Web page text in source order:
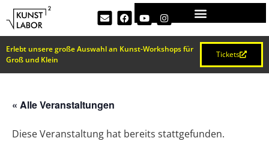
Erlebt unsere große Auswahl an Kunst-Workshops für
Groß und Klein
Tickets
« Alle Veranstaltungen
Diese Veranstaltung hat bereits stattgefunden.